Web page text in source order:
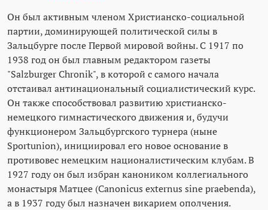
Он был активным членом Христианско-социальной
партии, доминирующей политической силы в
Зальцбурге после Первой мировой войны. С 1917 по
1938 год он был главным редактором газеты
"Salzburger Chronik", в которой с самого начала
отстаивал антинациональный социалистический курс.
Он также способствовал развитию христианско-
немецкого гимнастического движения и, будучи
функционером Зальцбургского турнера (ныне
Sportunion), инициировал его новое основание в
противовес немецким националистическим клубам. В
1927 году он был избран каноником коллегиального
монастыря Матцее (Canonicus externus sine praebenda),
а в 1937 году был назначен викарием ополчения.